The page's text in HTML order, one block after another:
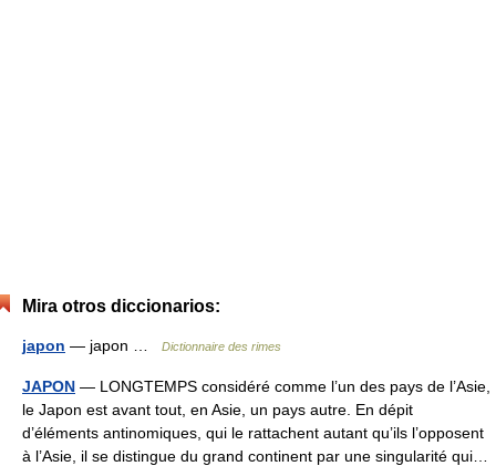
Mira otros diccionarios:
japon — japon … Dictionnaire des rimes
JAPON — LONGTEMPS considéré comme l’un des pays de l’Asie,
le Japon est avant tout, en Asie, un pays autre. En dépit
d’éléments antinomiques, qui le rattachent autant qu’ils l’opposent
à l’Asie, il se distingue du grand continent par une singularité qui…